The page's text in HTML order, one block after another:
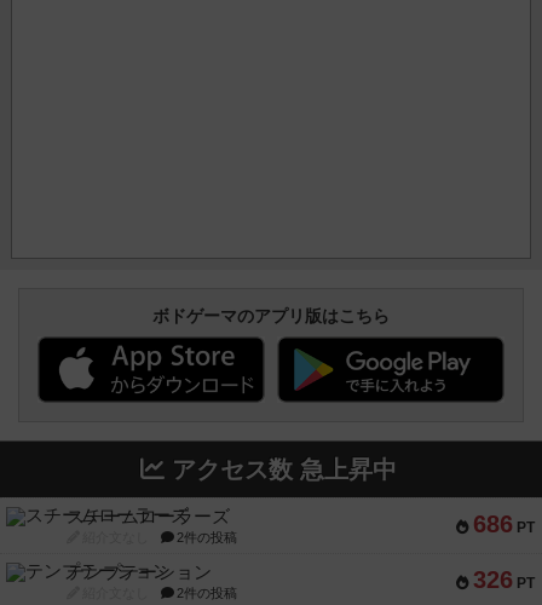
ボドゲーマのアプリ版はこちら
アクセス数 急上昇中
686 PT
スチームローラーズ
2件の投稿
326 PT
テンプテーション
2件の投稿